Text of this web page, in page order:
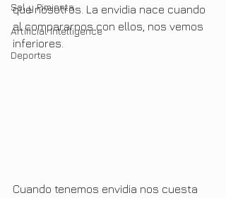
Sal y Pimienta
Artificial Intelligence
Deportes
que nosotros. La envidia nace cuando
al compararnos con ellos, nos vemos
inferiores.
Cuando tenemos envidia nos cuesta